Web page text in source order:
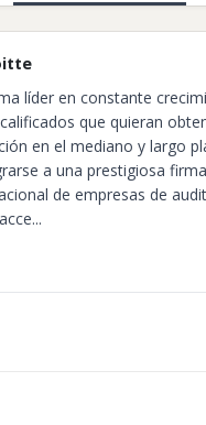
líder en constante
que quieran
en el mediano y largo
a una prestigiosa
de empresas de